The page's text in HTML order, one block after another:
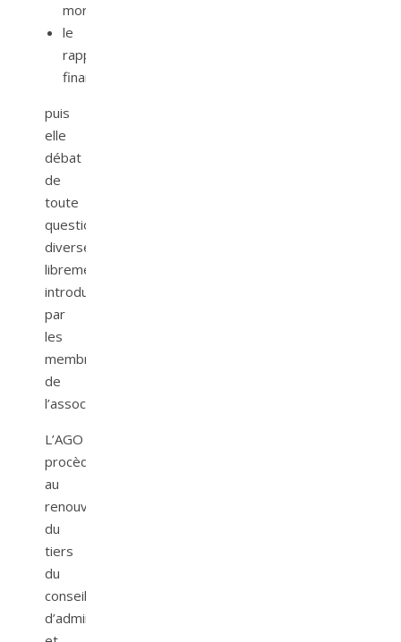
moral,
le
rapport
financier,
puis
elle
débat
de
toute
question
diverse
librement
introduite
par
les
membres
de
l’association.
L’AGO
procède
au
renouvellement
du
tiers
du
conseil
d’administration